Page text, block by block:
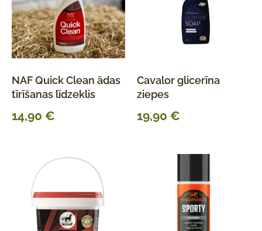
NAF Quick Clean ādas
tīrīšanas līdzeklis
14,90 €
Cavalor glicerīna
ziepes
19,90 €